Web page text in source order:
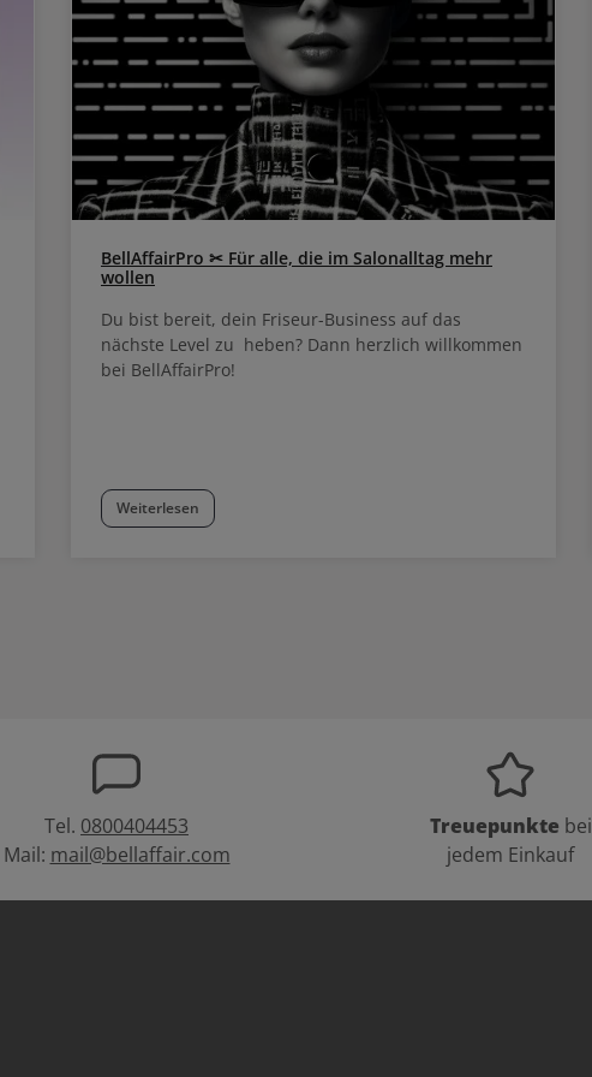
BellAffairPro ✂ Für alle, die im Salonalltag mehr
wollen
Du bist bereit, dein Friseur-Business auf das
nächste Level zu heben? Dann herzlich willkommen
bei BellAffairPro!
Weiterlesen
Tel. 0800404453
Mail: mail@bellaffair.com
Treuepunkte bei
jedem Einkauf